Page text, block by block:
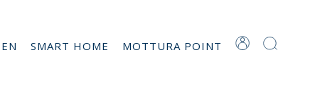
SMART HOME MOTTURA POINT